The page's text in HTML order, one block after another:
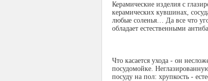
Керамические изделия с
керамических кувшинах,
любые соленья… Да все что
обладает естественными
Что касается ухода - он
посудомойке.
посуду на пол: хрупкость -